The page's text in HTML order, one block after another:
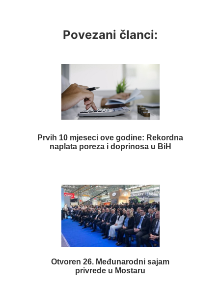
Povezani članci:
Prvih 10 mjeseci ove godine: Rekordna
naplata poreza i doprinosa u BiH
Otvoren 26. Međunarodni sajam
privrede u Mostaru